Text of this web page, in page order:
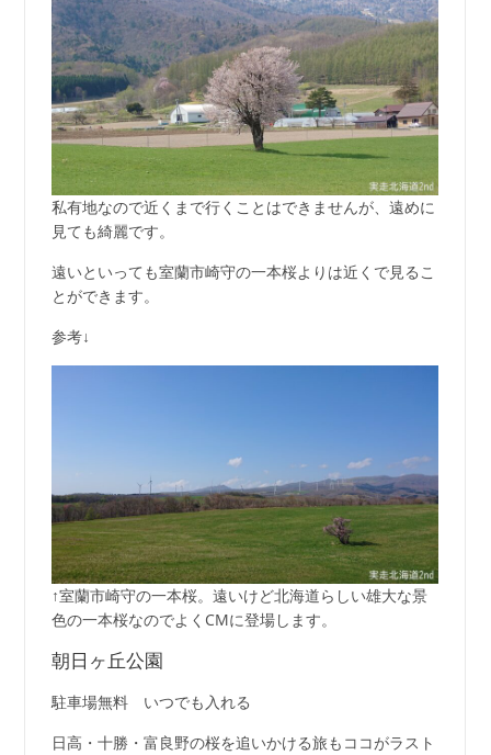
私有地なので近くまで行くことはできませんが、遠めに
見ても綺麗です。
遠いといっても室蘭市崎守の一本桜よりは近くで見るこ
とができます。
参考↓
↑室蘭市崎守の一本桜。遠いけど北海道らしい雄大な景
色の一本桜なのでよくCMに登場します。
朝日ヶ丘公園
駐車場無料 いつでも入れる
日高・十勝・富良野の桜を追いかける旅もココがラスト